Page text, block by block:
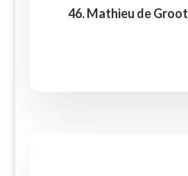
46. Mathieu de Groot